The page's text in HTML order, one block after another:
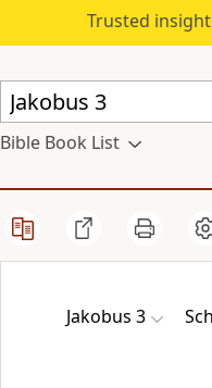
Trusted
Bible Book List
Jakobus 3